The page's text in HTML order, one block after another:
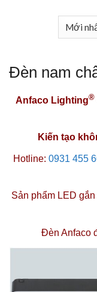
Đèn nam
Anfaco Lighting®
Kiến tạo
Hotline: 0931 455
Sản phẩm LED gắn
Đèn Anfaco